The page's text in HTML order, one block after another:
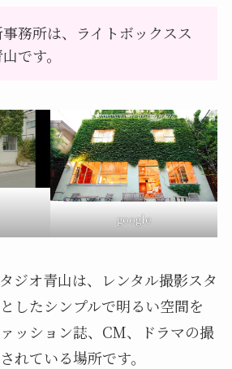
務所は、ライトボックスス
です。
google
ジオ青山は、レンタル撮影スタ
したシンプルで明るい空間を
ッション誌、CM、ドラマの撮
れている場所です。